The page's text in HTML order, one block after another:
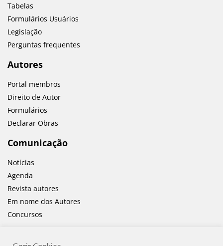
Tabelas
Formulários Usuários
Legislação
Perguntas frequentes
Autores
Portal membros
Direito de Autor
Formulários
Declarar Obras
Comunicação
Notícias
Agenda
Revista autores
Em nome dos Autores
Concursos